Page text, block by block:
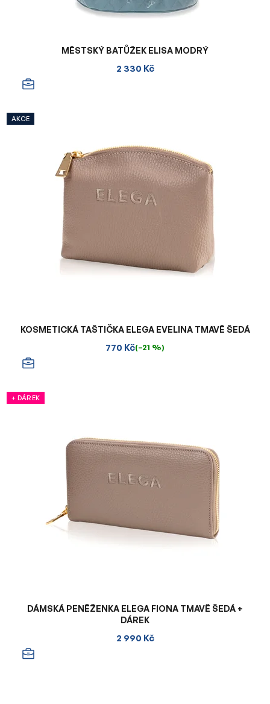
MĚSTSKÝ BATŮŽEK ELISA MODRÝ
2 330 Kč
AKCE
KOSMETICKÁ TAŠTIČKA ELEGA EVELINA TMAVĚ ŠEDÁ
770 Kč(–21 %)
+ DÁREK
DÁMSKÁ PENĚŽENKA ELEGA FIONA TMAVĚ ŠEDÁ +
DÁREK
2 990 Kč